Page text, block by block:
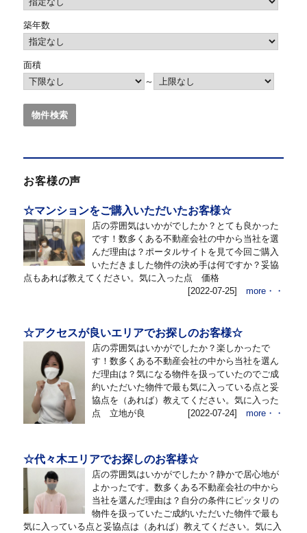
築年数
面積
～
お客様の声
☆マンションをご購入いただいたお客様☆
店の雰囲気はいかがでしたか？とても良かった
です！数多くある不動産会社の中から当社を選
んだ理由は？ポータルサイトを見て今回ご購入
いただきました物件の決め手は何ですか？妥協
点もあれば教えてください。気に入った点 価格
[2022-07-25] more・・
☆アクセスが良いエリアでお探しのお客様☆
店の雰囲気はいかがでしたか？楽しかったで
す！数多くある不動産会社の中から当社を選ん
だ理由は？気になる物件を扱っていたのでご成
約いただいた物件で最も気に入っている点と妥
協点を（あれば）教えてください。気に入った
点 立地が良
[2022-07-24] more・・
☆代々木エリアでお探しのお客様☆
店の雰囲気はいかがでしたか？静かで居心地が
よかったです。数多くある不動産会社の中から
当社を選んだ理由は？自分の条件にピッタリの
物件を扱っていたご成約いただいた物件で最も
気に入っている点と妥協点は（あれば）教えてください。気に入